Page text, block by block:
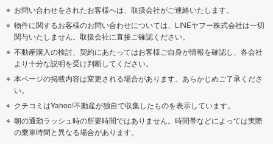
お問い合わせをされたお客様へは、取扱会社がご連絡いたします。
物件に関するお客様のお問い合わせについては、LINEヤフー株式会社は一切
関与いたしません。取扱会社に直接ご確認ください。
不動産購入の検討、契約にあたってはお客様ご自身が情報を確認し、各会社
より十分な説明を受け判断してください。
本ページの掲載内容は変更される場合があります。あらかじめご了承くださ
い。
クチコミはYahoo!不動産が独自で収集したものを表示しています。
朝の通勤ラッシュ時の所要時間ではありません。時間帯などによっては実際
の乗車時間と異なる場合があります。